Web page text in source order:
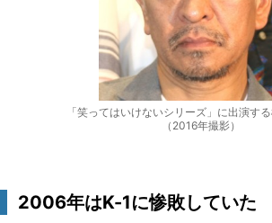
「笑ってはいけないシリーズ」に出演す
（2016年撮影）
2006年はK-1に惨敗していた